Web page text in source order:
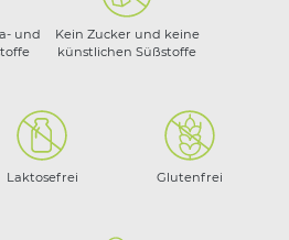
und
Kein Zucker und keine
künstlichen Süßstoffe
Laktosefrei Glutenfrei